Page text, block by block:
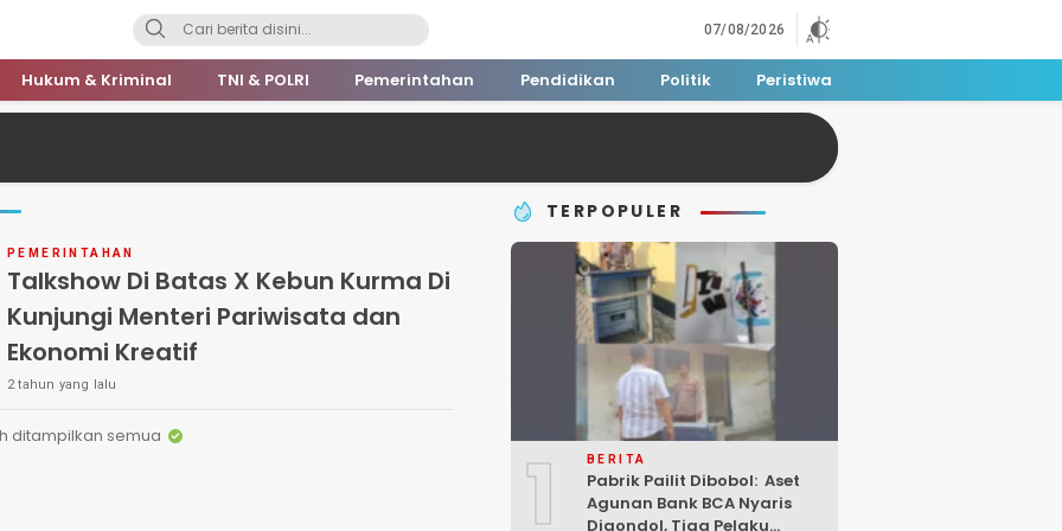
07/08/2026
Hukum & Kriminal TNI & POLRI Pemerintahan Pendidikan Politik Peristiwa
PEMERINTAHAN
Talkshow Di Batas X Kebun Kurma Di
Kunjungi Menteri Pariwisata dan
Ekonomi Kreatif
2 tahun yang lalu
ditampilkan semua
TERPOPULER
1 BERITA
Pabrik Pailit Dibobol: Aset
Agunan Bank BCA Nyaris
Digondol, Tiga Pelaku